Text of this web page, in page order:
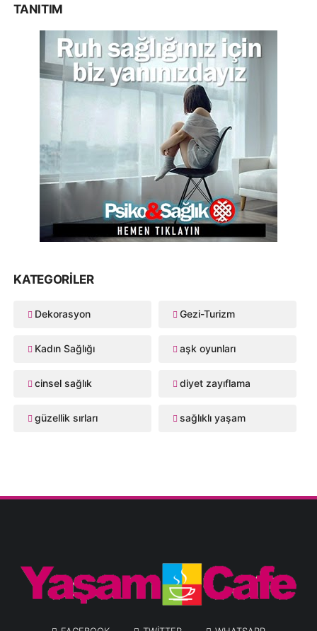
TANITIM
KATEGORILER
Dekorasyon Gezi-Turizm
Kadın Sağlığı aşk oyunları
cinsel sağlık diyet zayıflama
güzellik sırları sağlıklı yaşam